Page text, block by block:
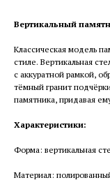
Вертикальный
Классическая модель
стиле. Вертикальная
с аккуратной рамкой,
тёмный гранит
памятника, придавая
Характеристики:
Форма: вертикальная
Материал: